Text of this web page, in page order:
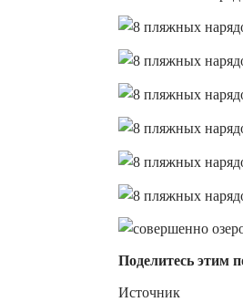
Поделитесь этим
Источник